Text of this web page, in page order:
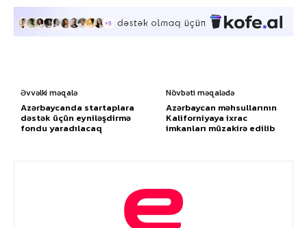
Əvvəlki məqalə
Azərbaycanda startaplara
dəstək üçün eyniləşdirmə
fondu yaradılacaq
Növbəti məqalədə
Azərbaycan məhsullarının
Kaliforniyaya ixrac
imkanları müzakirə edilib